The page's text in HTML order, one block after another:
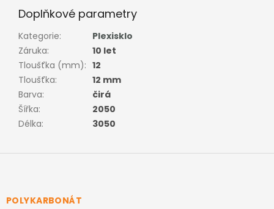
Doplňkové parametry
Kategorie:
Plexisklo
Záruka:
10 let
Tloušťka (mm): 12
Tloušťka:
12 mm
Barva:
čirá
Šířka:
2050
Délka: 3050
Z
aPOLYKARBONÁT